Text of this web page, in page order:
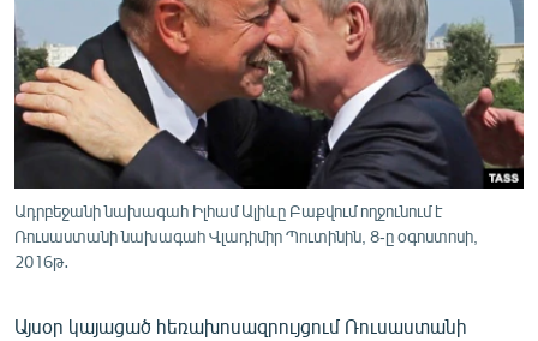
ՄԻՋԱԶԳԱՅԻՆ
ՄՇԱԿՈՒՅԹ
ՍՊՈՐՏ
ՄԵԿՆԱԲԱՆՈՒԹՅՈՒՆ
ՏՏ ԵՒ ԻՆՏԵՐՆԵՏ
ԿՈՐՈՆԱՎԻՐՈՒՍ
ԱՐԽԻՎ
ՏԵՍԱՆՅՈՒԹԵՐ
Ադրբեջանի նախագահ Իլհամ Ալիևը Բաքվում ողջունում է
Ռուսաստանի նախագահ Վլադիմիր Պուտինին, 8-ը օգոստոսի,
2016թ․
Այսօր կայացած հեռախոսազրույցում Ռուսաստանի